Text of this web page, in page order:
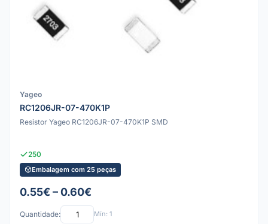
Yageo
RC1206JR-07-470K1P
Resistor Yageo RC1206JR-07-470K1P SMD
250
Embalagem com 25 peças
0.55€ – 0.60€
Quantidade: Mín: 1